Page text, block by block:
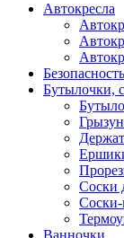
Автокресла
Бутылочки,
Соски